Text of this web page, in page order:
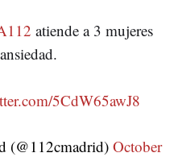
atiende a 3 mujeres
5CdW65awJ8
(@112cmadrid) October